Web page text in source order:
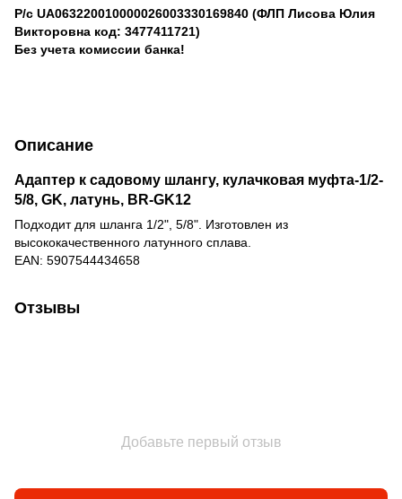
Р/с UA063220010000026003330169840 (ФЛП Лисова Юлия
Викторовна код: 3477411721)
Без учета комиссии банка!
Описание
Адаптер к садовому шлангу, кулачковая муфта-1/2-
5/8, GK, латунь, BR-GK12
Подходит для шланга 1/2", 5/8". Изготовлен из
высококачественного латунного сплава.
EAN: 5907544434658
Отзывы
Добавьте первый отзыв